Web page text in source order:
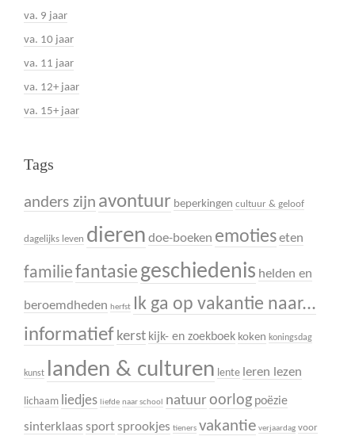
va. 9 jaar
va. 10 jaar
va. 11 jaar
va. 12+ jaar
va. 15+ jaar
Tags
anders zijn avontuur beperkingen cultuur & geloof
dagelijks leven dieren doe-boeken emotieseten
familiefantasie geschiedenis helden en
beroemdheden herfst Ik ga op vakantie naar...
informatief kerst kijk- en zoekboek koken koningsdag
kunst landen & culturen lente leren lezen
lichaam liedjes liefde naar school natuur oorlog poëzie
sinterklaas sport sprookjes tieners vakantie verjaardag voor